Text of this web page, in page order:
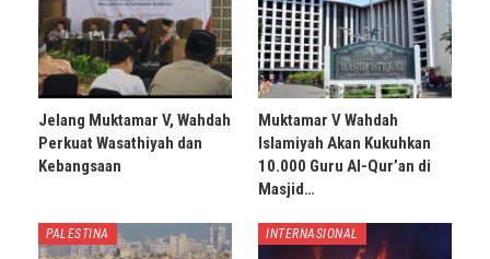
Jelang Muktamar V, Wahdah
Perkuat Wasathiyah dan
Kebangsaan
Muktamar V Wahdah
Islamiyah Akan Kukuhkan
10.000 Guru Al-Qur’an di
Masjid…
PALESTINA INTERNASIONAL